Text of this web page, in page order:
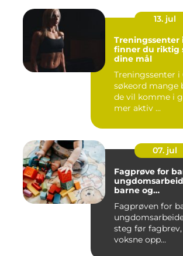
13. jul
Treningssenter
finner du riktig
dine mål
Treningssenter i
søkeord mange
de vil komme i
mer aktiv ...
07. jul
Fagprøve for
barne og
og VG2
Fagprøven for
steg før
voksne opp...